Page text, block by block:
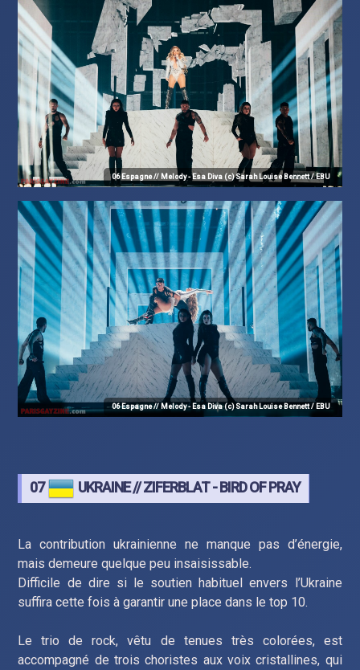
06 Espagne // Melody - Esa Diva (c) Sarah Louise Bennett / EBU
06 Espagne // Melody - Esa Diva (c) Sarah Louise Bennett / EBU
07 UKRAINE // ZIFERBLAT - BIRD OF PRAY
La contribution ukrainienne ne manque pas d’énergie,
mais demeure quelque peu insaisissable.
Difficile de dire si le soutien habituel envers l’Ukraine
suffira cette fois à garantir une place dans le top 10.
Le trio de rock, vêtu de tenues très colorées, est
accompagné de trois choristes aux voix cristallines, qui